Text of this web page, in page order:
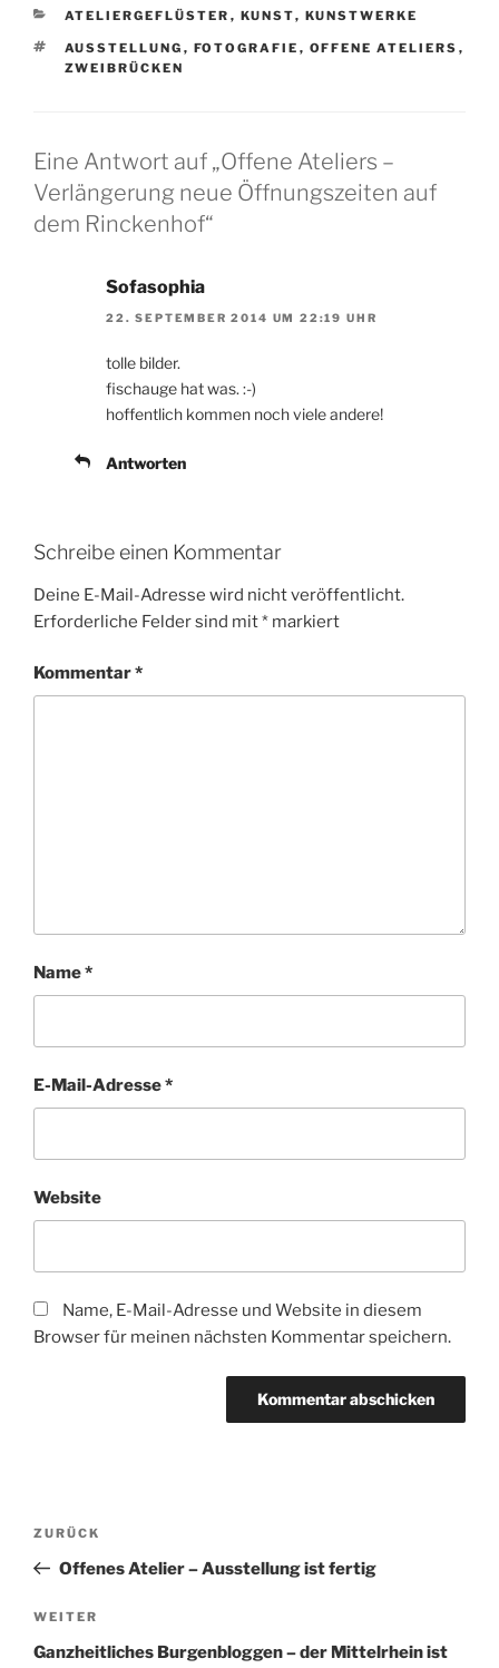
KATEGORIEN
ATELIERGEFLÜSTER , KUNST, KUNSTWERKE
SCHLAGWÖRTER
AUSSTELLUNG , FOTOGRAFIE , OFFENE ATELIERS ,
ZWEIBRÜCKEN
Eine Antwort auf „Offene Ateliers –
Verlängerung neue Öffnungszeiten auf
dem Rinckenhof“
Sofasophia
22. SEPTEMBER 2014 UM 22:19 UHR
tolle bilder.
fischauge hat was. :-)
hoffentlich kommen noch viele andere!
Antworten
Schreibe einen Kommentar
Deine E-Mail-Adresse wird nicht veröffentlicht.
Erforderliche Felder sind mit* markiert
Kommentar*
Name*
E-Mail-Adresse*
Website
Name, E-Mail-Adresse und Website in diesem
Browser für meinen nächsten Kommentar speichern.
Beitragsnavigation
Vorheriger
Beitrag
ZURÜCK
Offenes Atelier – Ausstellung ist fertig
Nächster
Beitrag
WEITER
Ganzheitliches Burgenbloggen – der Mittelrhein ist